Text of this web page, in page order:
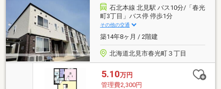
石北本線 北見駅 バス10分/「春光
町3丁目」バス停 停歩1分
その他の交通
築14年8ヶ月 / 2階建
北海道北見市春光町３丁目
5.10万円
管理費2,300円